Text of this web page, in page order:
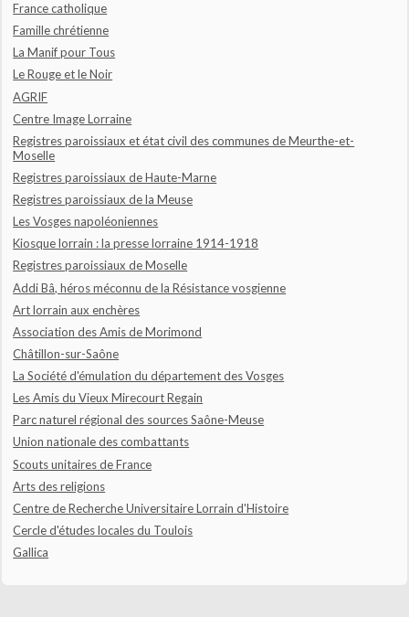
France catholique
Famille chrétienne
La Manif pour Tous
Le Rouge et le Noir
AGRIF
Centre Image Lorraine
Registres paroissiaux et état civil des communes de Meurthe-et-
Moselle
Registres paroissiaux de Haute-Marne
Registres paroissiaux de la Meuse
Les Vosges napoléoniennes
Kiosque lorrain : la presse lorraine 1914-1918
Registres paroissiaux de Moselle
Addi Bâ, héros méconnu de la Résistance vosgienne
Art lorrain aux enchères
Association des Amis de Morimond
Châtillon-sur-Saône
La Société d'émulation du département des Vosges
Les Amis du Vieux Mirecourt Regain
Parc naturel régional des sources Saône-Meuse
Union nationale des combattants
Scouts unitaires de France
Arts des religions
Centre de Recherche Universitaire Lorrain d'Histoire
Cercle d'études locales du Toulois
Gallica